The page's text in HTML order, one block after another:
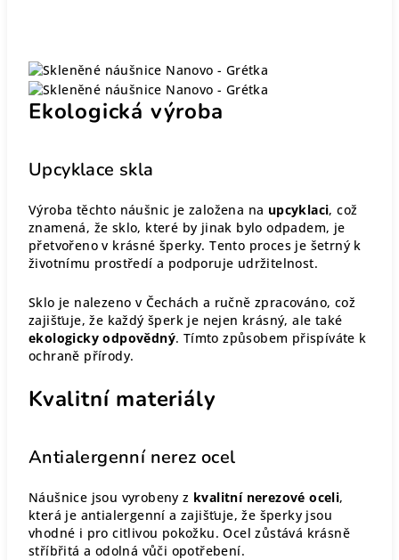
Ekologická výroba
Upcyklace skla
Výroba těchto náušnic je založena na upcyklaci, což
znamená, že sklo, které by jinak bylo odpadem, je
přetvořeno v krásné šperky. Tento proces je šetrný k
životnímu prostředí a podporuje udržitelnost.
Sklo je nalezeno v Čechách a ručně zpracováno, což
zajišťuje, že každý šperk je nejen krásný, ale také
ekologicky odpovědný. Tímto způsobem přispíváte k
ochraně přírody.
Kvalitní materiály
Antialergenní nerez ocel
Náušnice jsou vyrobeny z kvalitní nerezové oceli,
která je antialergenní a zajišťuje, že šperky jsou
vhodné i pro citlivou pokožku. Ocel zůstává krásně
stříbřitá a odolná vůči opotřebení.